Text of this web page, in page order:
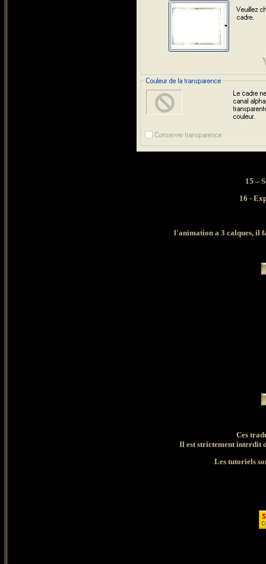
15 –
16 -
l'animation a 3 calques, il
Ces
Il est strictement interdit
Les tutoriels